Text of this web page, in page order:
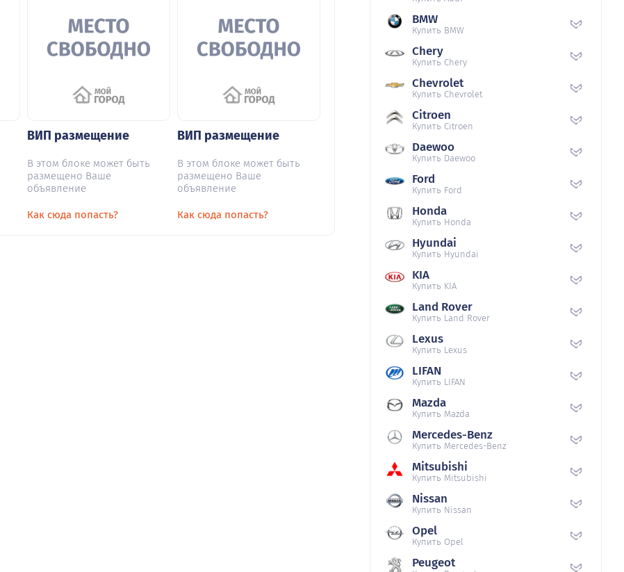
ВИП размещение
В этом блоке может быть
размещено Ваше
объявление
Как сюда попасть?
ВИП размещение
В этом блоке может быть
размещено Ваше
объявление
Как сюда попасть?
BMW
Купить BMW
Chery
Купить Chery
Chevrolet
Купить Chevrolet
Citroen
Купить Citroen
Daewoo
Купить Daewoo
Ford
Купить Ford
Honda
Купить Honda
Hyundai
Купить Hyundai
KIA
Купить KIA
Land Rover
Купить Land Rover
Lexus
Купить Lexus
LIFAN
Купить LIFAN
Mazda
Купить Mazda
Mercedes-Benz
Купить Mercedes-Benz
Mitsubishi
Купить Mitsubishi
Nissan
Купить Nissan
Opel
Купить Opel
Peugeot